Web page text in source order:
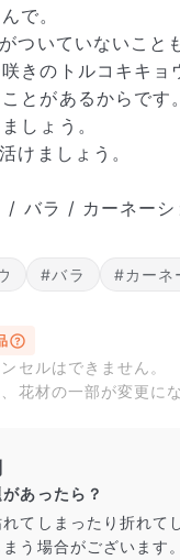
が届く？
している写真は、実際
です。お花は生き物な
咲き方に個体差はあり
ジに近いものをお届け
しています。
で。
ついていないこと
きのトルコキキョ
とがあるからです
しょう。
けましょう。
/ バラ / カーネー
#バラ
#カーネ
セルはできません。
花材の一部が変更に
あったら？
てしまったり折れて
う場合がございます